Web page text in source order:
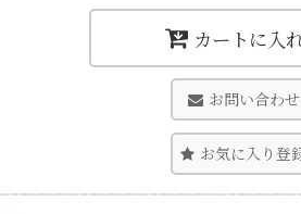
カートに入
お問い合わせ
お気に入り登